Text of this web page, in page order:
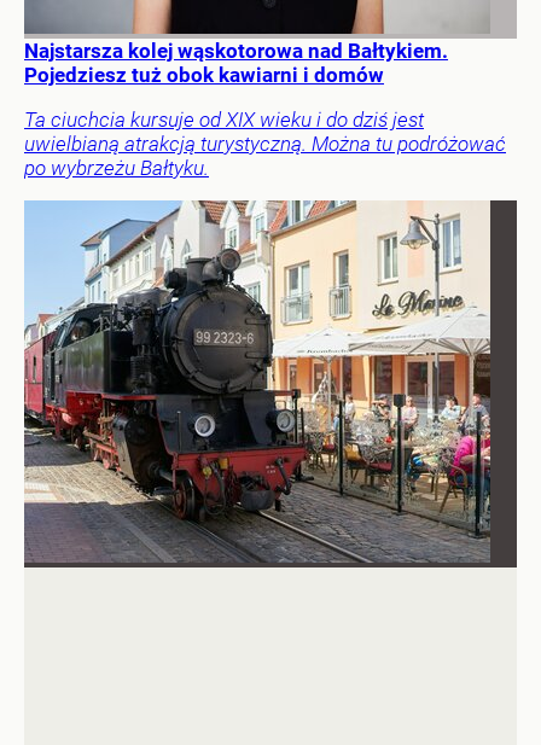
Najstarsza kolej wąskotorowa nad Bałtykiem.
Pojedziesz tuż obok kawiarni i domów
Ta ciuchcia kursuje od XIX wieku i do dziś jest
uwielbianą atrakcją turystyczną. Można tu podróżować
po wybrzeżu Bałtyku.